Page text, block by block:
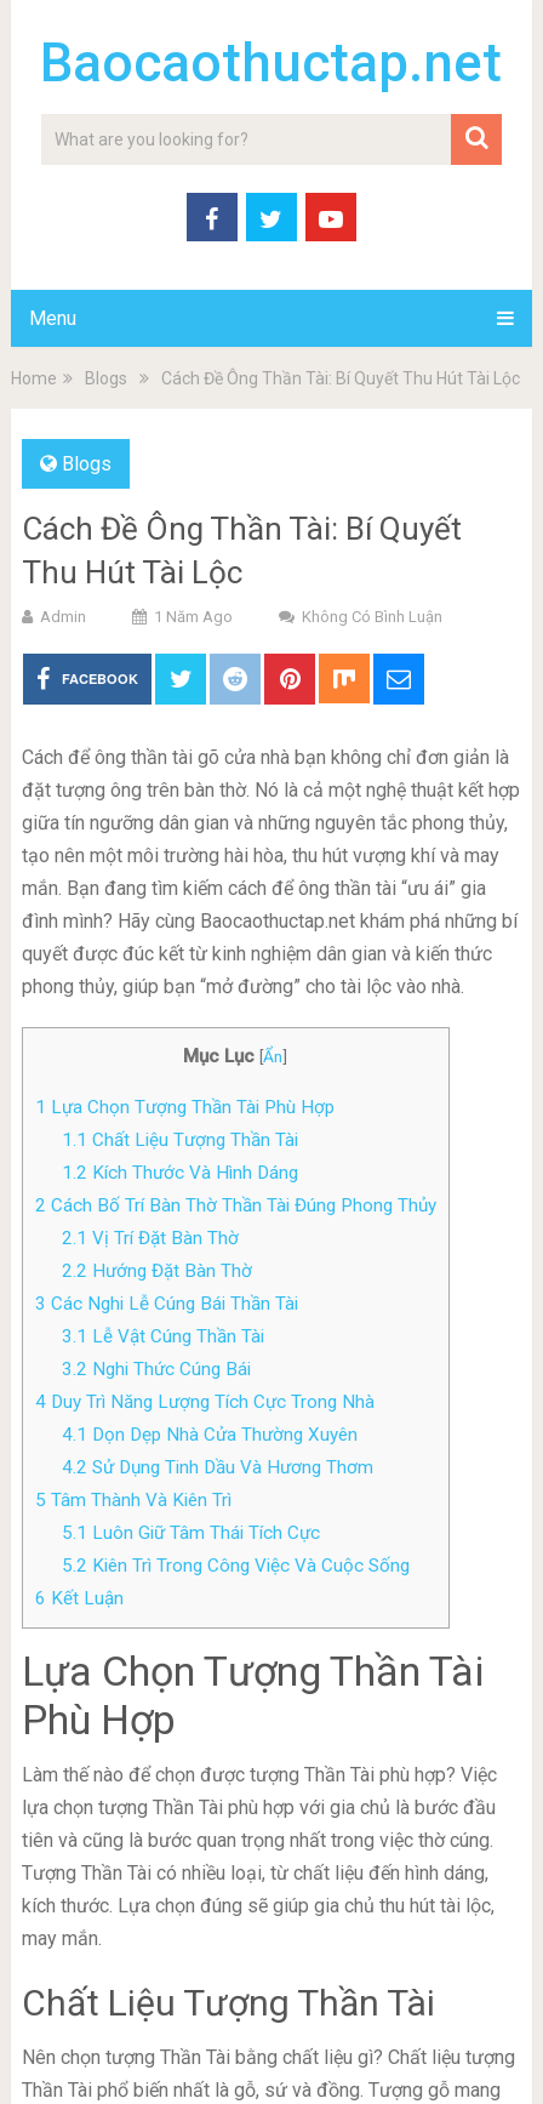
Baocaothuctap.net
Menu
Home Blogs Cách Đề Ông Thần Tài: Bí Quyết Thu Hút Tài Lộc
Blogs
Cách Đề Ông Thần Tài: Bí Quyết
Thu Hút Tài Lộc
Admin 1 Năm Ago Không Có Bình Luận
FACEBOOK
Cách để ông thần tài gõ cửa nhà bạn không chỉ đơn giản là
đặt tượng ông trên bàn thờ. Nó là cả một nghệ thuật kết hợp
giữa tín ngưỡng dân gian và những nguyên tắc phong thủy,
tạo nên một môi trường hài hòa, thu hút vượng khí và may
mắn. Bạn đang tìm kiếm cách để ông thần tài “ưu ái” gia
đình mình? Hãy cùng Baocaothuctap.net khám phá những bí
quyết được đúc kết từ kinh nghiệm dân gian và kiến thức
phong thủy, giúp bạn “mở đường” cho tài lộc vào nhà.
Mục Lục [Ẩn]
1 Lựa Chọn Tượng Thần Tài Phù Hợp
1.1 Chất Liệu Tượng Thần Tài
1.2 Kích Thước Và Hình Dáng
2 Cách Bố Trí Bàn Thờ Thần Tài Đúng Phong Thủy
2.1 Vị Trí Đặt Bàn Thờ
2.2 Hướng Đặt Bàn Thờ
3 Các Nghi Lễ Cúng Bái Thần Tài
3.1 Lễ Vật Cúng Thần Tài
3.2 Nghi Thức Cúng Bái
4Duy Trì Năng Lượng Tích Cực Trong Nhà
4.1 Dọn Dẹp Nhà Cửa Thường Xuyên
4.2 Sử Dụng Tinh Dầu Và Hương Thơm
5 Tâm Thành Và Kiên Trì
5.1 Luôn Giữ Tâm Thái Tích Cực
5.2 Kiên Trì Trong Công Việc Và Cuộc Sống
6 Kết Luận
Lựa Chọn Tượng Thần Tài
Phù Hợp
Làm thế nào để chọn được tượng Thần Tài phù hợp? Việc
lựa chọn tượng Thần Tài phù hợp với gia chủ là bước đầu
tiên và cũng là bước quan trọng nhất trong việc thờ cúng.
Tượng Thần Tài có nhiều loại, từ chất liệu đến hình dáng,
kích thước. Lựa chọn đúng sẽ giúp gia chủ thu hút tài lộc,
may mắn.
Chất Liệu Tượng Thần Tài
Nên chọn tượng Thần Tài bằng chất liệu gì? Chất liệu tượng
Thần Tài phổ biến nhất là gỗ, sứ và đồng. Tượng gỗ mang